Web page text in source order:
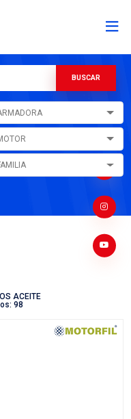
ARMADORA
FAMILIA
FILTROS ACEITE
Resultados: 98